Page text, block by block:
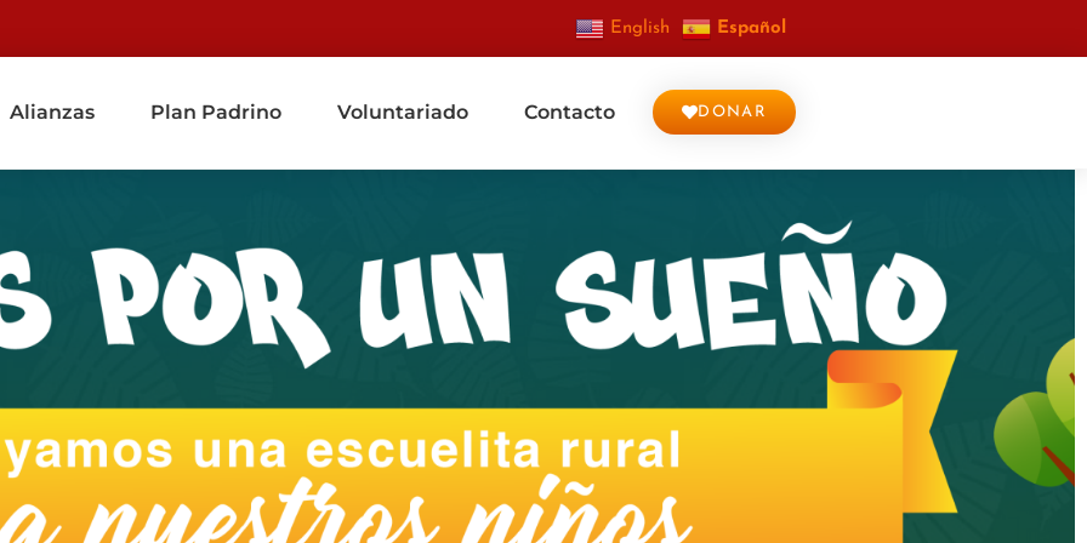
English Español
Alianzas Plan Padrino Voluntariado Contacto DONAR